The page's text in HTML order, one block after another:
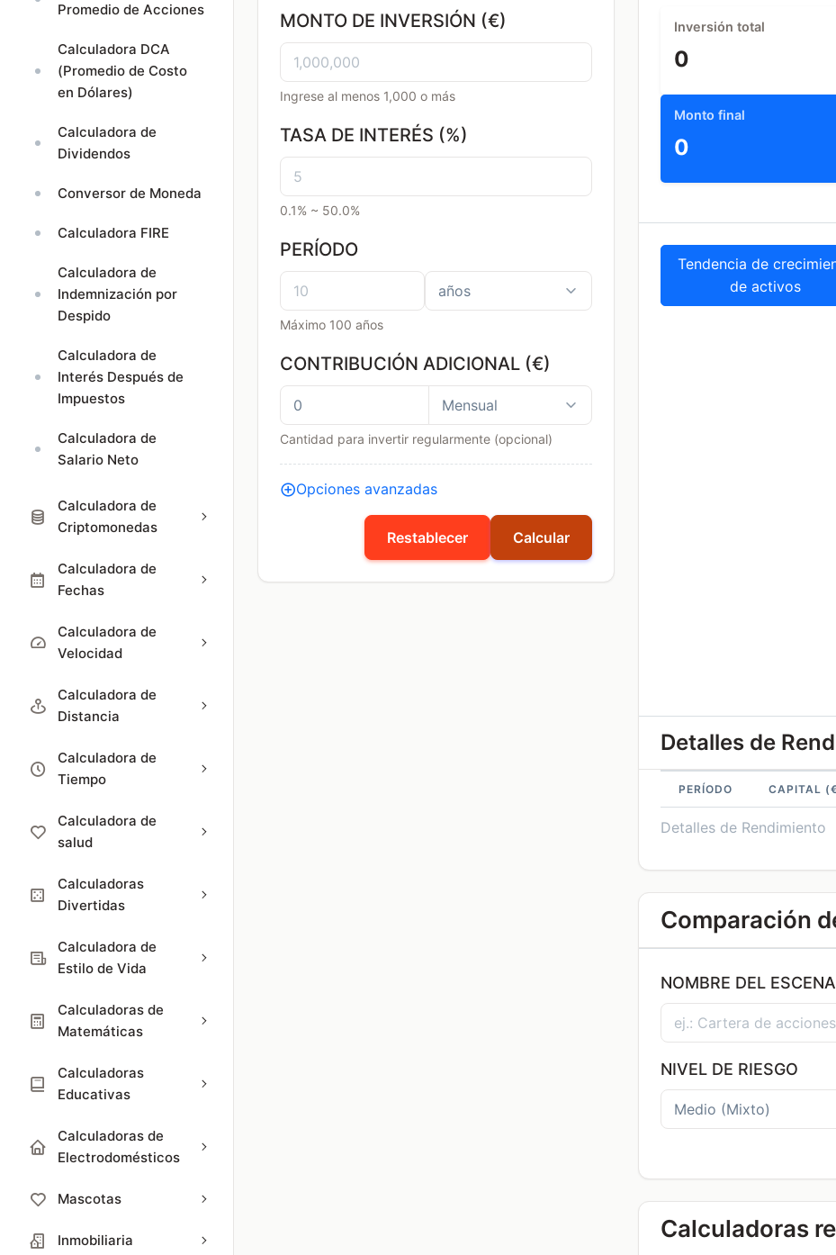
Promedio de Acciones
Calculadora DCA
(Promedio de Costo
en Dólares)
Calculadora de
Dividendos
Conversor de Moneda
Calculadora FIRE
Calculadora de
Indemnización por
Despido
Calculadora de
Interés Después de
Impuestos
Calculadora de
Salario Neto
Calculadora de
Criptomonedas
Calculadora de
Fechas
Calculadora de
Velocidad
Calculadora de
Distancia
Calculadora de
Tiempo
Calculadora de
salud
Calculadoras
Divertidas
Calculadora de
Estilo de Vida
Calculadoras de
Matemáticas
Calculadoras
Educativas
Calculadoras de
Electrodomésticos
Mascotas
Inmobiliaria
MONTO DE INVERSIÓN (€)
Ingrese al menos 1,000 o más
TASA DE INTERÉS (%)
0.1% ~ 50.0%
PERÍODO
Máximo 100 años
CONTRIBUCIÓN ADICIONAL (€)
Cantidad para invertir regularmente (opcional)
Opciones avanzadas
Restablecer Calcular
Inversión total
0
Monto final
0
Tendencia de
de activos
Detalles de
Detalles de Rendimiento
PERÍODO CAPITAL
Comparación
NOMBRE DEL
NIVEL DE RIESGO
Calculadoras